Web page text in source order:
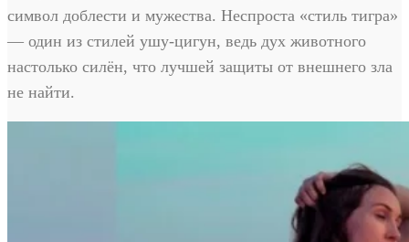
символ доблести и мужества. Неспроста «стиль тигра»
— один из стилей ушу-цигун, ведь дух животного
настолько силён, что лучшей защиты от внешнего зла
не найти.